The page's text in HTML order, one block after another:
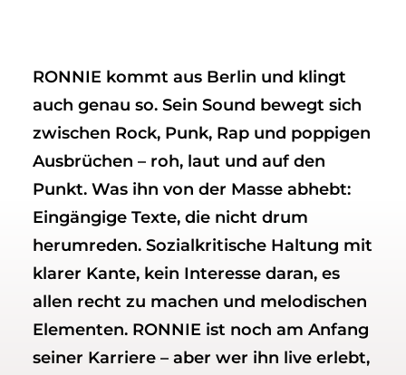
RONNIE kommt aus Berlin und klingt
auch genau so. Sein Sound bewegt sich
zwischen Rock, Punk, Rap und poppigen
Ausbrüchen – roh, laut und auf den
Punkt. Was ihn von der Masse abhebt:
Eingängige Texte, die nicht drum
herumreden. Sozialkritische Haltung mit
klarer Kante, kein Interesse daran, es
allen recht zu machen und melodischen
Elementen. RONNIE ist noch am Anfang
seiner Karriere – aber wer ihn live erlebt,